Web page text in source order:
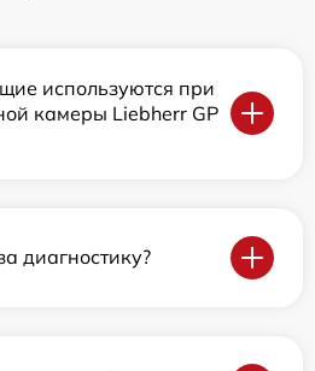
используются при
камеры Liebherr GP
диагностику?